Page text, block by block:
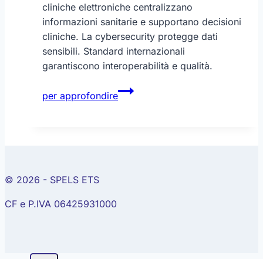
cliniche elettroniche centralizzano
informazioni sanitarie e supportano decisioni
cliniche. La cybersecurity protegge dati
sensibili. Standard internazionali
garantiscono interoperabilità e qualità.
per approfondire
Salute
digitale
© 2026 - SPELS ETS
CF e P.IVA 06425931000